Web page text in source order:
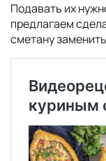
Подавать их
предлагаем
сметану